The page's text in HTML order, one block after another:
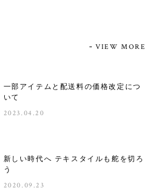
VIEW MORE
一部アイテムと配送料の価格改定につ
いて
2023.04.20
新しい時代へ テキスタイルも舵を切ろ
う
2020.09.23